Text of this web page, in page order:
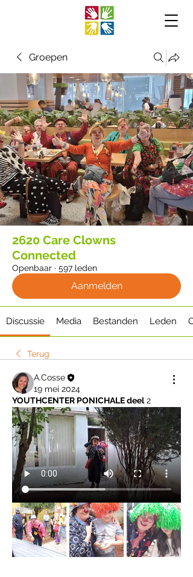
Groepen
2620 Care Clowns
Connected
Openbaar · 597 leden
Aanmelden
Discussie Media Bestanden Leden
Terug
A.Cosse
19 mei 2024
YOUTHCENTER PONICHALE deel 2